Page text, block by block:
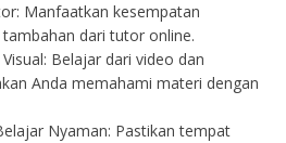
Manfaatkan kesempatan
dari tutor online.
Belajar dari video dan
Anda memahami materi dengan
Nyaman: Pastikan tempat